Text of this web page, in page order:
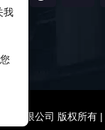
技有限公司 版权所有 |
我